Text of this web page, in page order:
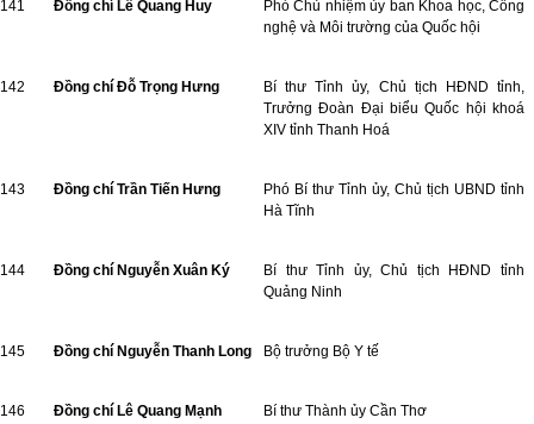
141 Đồng chí Lê Quang Huy
Phó Chủ nhiệm ủy ban Khoa học, Công
nghệ và Môi trường của Quốc hội
142 Đồng chí Đỗ Trọng Hưng
Bí thư Tỉnh ủy, Chủ tịch HĐND tỉnh,
Trưởng Đoàn Đại biểu Quốc hội khoá
XIV tỉnh Thanh Hoá
143 Đồng chí Trần Tiến Hưng
Phó Bí thư Tỉnh ủy, Chủ tịch UBND tỉnh
Hà Tĩnh
144 Đồng chí Nguyễn Xuân Ký
Bí thư Tỉnh ủy, Chủ tịch HĐND tỉnh
Quảng Ninh
145 Đồng chí Nguyễn Thanh Long Bộ trưởng Bộ Y tế
146 Đồng chí Lê Quang Mạnh Bí thư Thành ủy Cần Thơ